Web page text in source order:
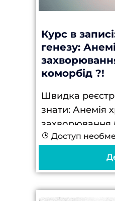
Курс в
генезу:
коморбід ?!
Швидка
знати: Анемія
захворювання
поширеністю
Доступ